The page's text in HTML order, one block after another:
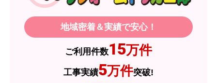
るので、今後も頼りになるショップの一つです。
2026年7月3日 19:01
欲しい商品をスムーズに注文できましたか？
地域密着＆実績で安心！
ご利用件数15万件
工事実績5万件突破!